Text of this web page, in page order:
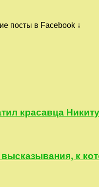
посты в Facebook ↓
красавца
к